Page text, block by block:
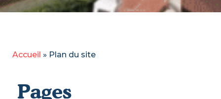
Accueil » Plan du site
Pages